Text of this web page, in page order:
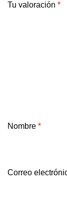
Tu valoración *
Nombre *
Correo